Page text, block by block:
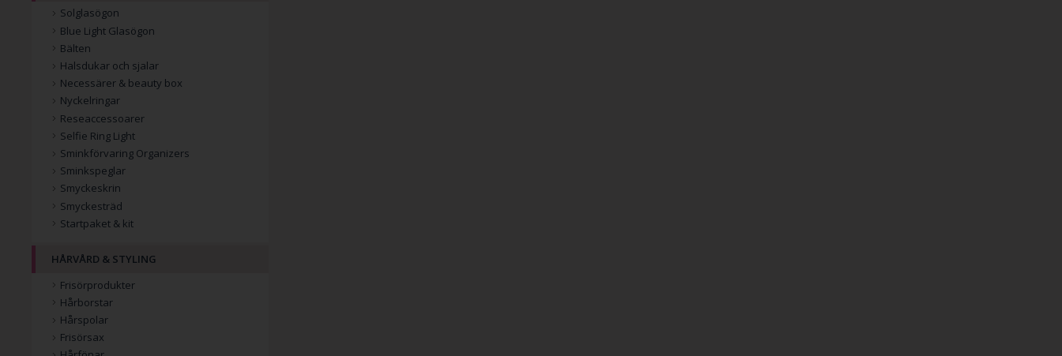
Solglasögon
Blue Light Glasögon
Bälten
Halsdukar och sjalar
Necessärer & beauty box
Nyckelringar
Reseaccessoarer
Selfie Ring Light
Sminkförvaring Organizers
Sminkspeglar
Smyckeskrin
Smyckesträd
Startpaket & kit
HÅRVÅRD & STYLING
Frisörprodukter
Hårborstar
Hårspolar
Frisörsax